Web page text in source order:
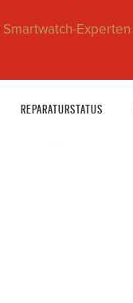
Experten
REPARATURSTATUS